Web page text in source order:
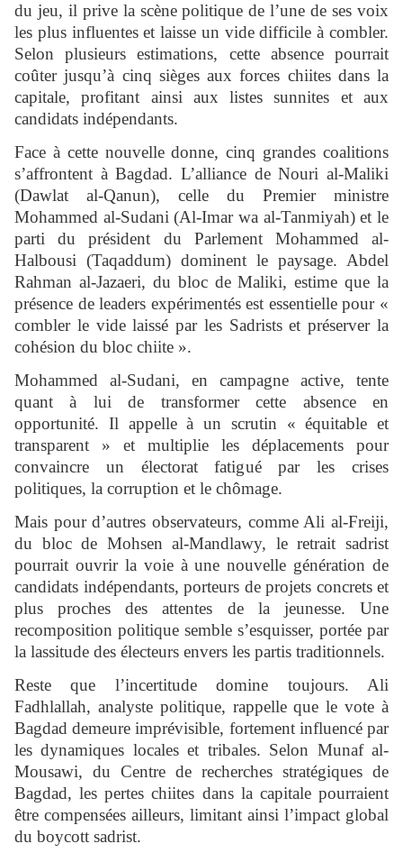
du jeu, il prive la scène politique de l’une de ses voix
les plus influentes et laisse un vide difficile à combler.
Selon plusieurs estimations, cette absence pourrait
coûter jusqu’à cinq sièges aux forces chiites dans la
capitale, profitant ainsi aux listes sunnites et aux
candidats indépendants.
Face à cette nouvelle donne, cinq grandes coalitions
s’affrontent à Bagdad. L’alliance de Nouri al-Maliki
(Dawlat al-Qanun), celle du Premier ministre
Mohammed al-Sudani (Al-Imar wa al-Tanmiyah) et le
parti du président du Parlement Mohammed al-
Halbousi (Taqaddum) dominent le paysage. Abdel
Rahman al-Jazaeri, du bloc de Maliki, estime que la
présence de leaders expérimentés est essentielle pour «
combler le vide laissé par les Sadrists et préserver la
cohésion du bloc chiite ».
Mohammed al-Sudani, en campagne active, tente
quant à lui de transformer cette absence en
opportunité. Il appelle à un scrutin « équitable et
transparent » et multiplie les déplacements pour
convaincre un électorat fatigué par les crises
politiques, la corruption et le chômage.
Mais pour d’autres observateurs, comme Ali al-Freiji,
du bloc de Mohsen al-Mandlawy, le retrait sadrist
pourrait ouvrir la voie à une nouvelle génération de
candidats indépendants, porteurs de projets concrets et
plus proches des attentes de la jeunesse. Une
recomposition politique semble s’esquisser, portée par
la lassitude des électeurs envers les partis traditionnels.
Reste que l’incertitude domine toujours. Ali
Fadhlallah, analyste politique, rappelle que le vote à
Bagdad demeure imprévisible, fortement influencé par
les dynamiques locales et tribales. Selon Munaf al-
Mousawi, du Centre de recherches stratégiques de
Bagdad, les pertes chiites dans la capitale pourraient
être compensées ailleurs, limitant ainsi l’impact global
du boycott sadrist.